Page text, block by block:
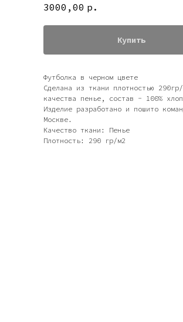
3000,00 р.
Купить
Футболка в черном цвете
Сделана из ткани плотностью
качества пенье, состав - 100%
Изделие разработано и пошито
Москве.
Качество ткани: Пенье
Плотность: 290 гр/м2